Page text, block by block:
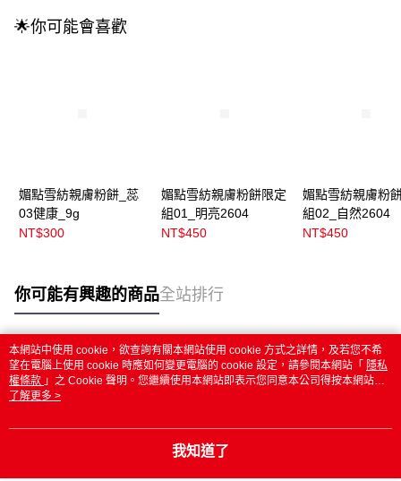
🌟你可能會喜歡
媚點雪紡親膚粉餅_蕊
03健康_9g
NT$300
媚點雪紡親膚粉餅限定
組01_明亮2604
NT$450
媚點雪紡親膚粉
組02_自然2604
NT$450
你可能有興趣的商品全站排行
熱門標籤
本網站中使用 cookie，欲查詢有關本網站使用 cookie 方式之詳情，及若您不希
望在電腦上使用 cookie 時應如何變更電腦的 cookie 設定，請參閱本網站「 隱私
權條款 」之 Cookie 聲明。您繼續使用本網站即表示您同意本公司得按本網站使
用條款之 Cookie 聲明使用 cookie。
了解更多 >
我知道了